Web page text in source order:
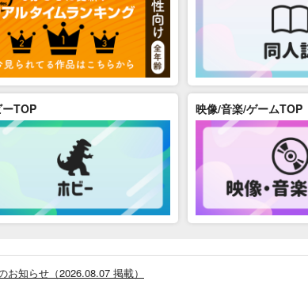
TOP 映像/音楽/ゲームTOP
知らせ（2026.08.07 掲載）